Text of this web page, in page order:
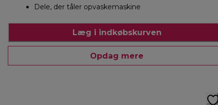
Dele, der tåler opvaskemaskine
Læg i indkøbskurven
Opdag mere